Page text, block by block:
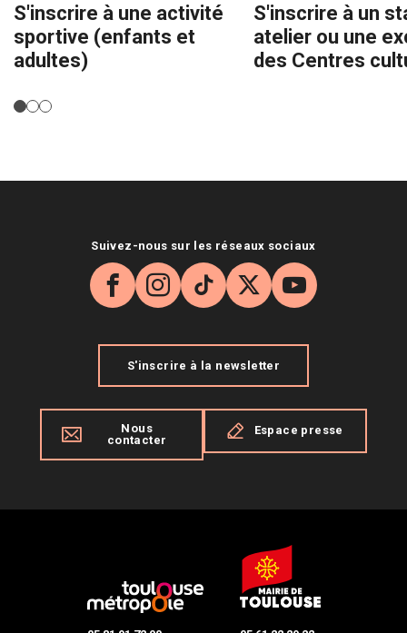
S'inscrire à une activité
sportive (enfants et
adultes)
S'inscrire à un
atelier ou une
des Centres
Suivez-nous sur les réseaux sociaux
Facebook
Instagram
TikTok
X YouTube
S'inscrire à la newsletter
Nous
contacter
Espace presse